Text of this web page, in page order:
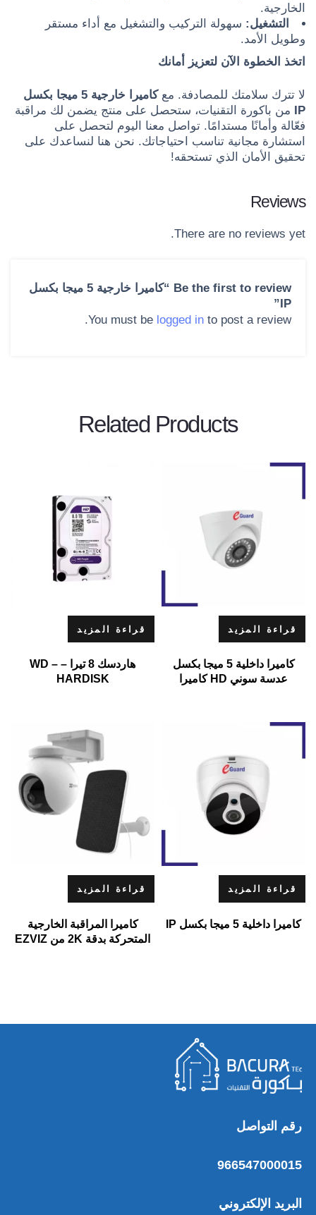
الخارجية.
التشغيل: سهولة التركيب والتشغيل مع أداء مستقر
وطويل الأمد.
اتخذ الخطوة الآن لتعزيز أمانك
لا تترك سلامتك للمصادفة. مع
كاميرا خارجية 5 ميجا بكسل
IP
من باكورة التقنيات، ستحصل على منتج يضمن لك مراقبة
فعّالة وأمانًا مستدامًا. تواصل معنا اليوم لتحصل على
استشارة مجانية تناسب احتياجاتك. نحن هنا لنساعدك على
تحقيق الأمان الذي تستحقه!
Reviews
There are no reviews yet.
Be the first to review “كاميرا خارجية 5 ميجا بكسل
IP”
You must be logged in to post a review.
Related Products
قراءة المزيد
كاميرا داخلية 5 ميجا بكسل
عدسة سوني HD كاميرا
قراءة المزيد
هاردسك 8 تيرا – WD –
HARDISK
قراءة المزيد
كاميرا داخلية 5 ميجا بكسل IP
قراءة المزيد
كاميرا المراقبة الخارجية
المتحركة بدقة 2K من EZVIZ
رقم التواصل
966547000015
البريد الإلكتروني